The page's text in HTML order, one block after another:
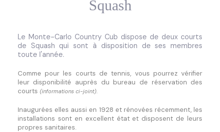
Squash
Le Monte-Carlo Country Cub dispose de deux courts
de Squash qui sont à disposition de ses membres
toute l'année.
Comme pour les courts de tennis, vous pourrez vérifier
leur disponibilité auprès du bureau de réservation des
courts (informations ci-joint).
Inaugurées elles aussi en 1928 et rénovées récemment, les
installations sont en excellent état et disposent de leurs
propres sanitaires.